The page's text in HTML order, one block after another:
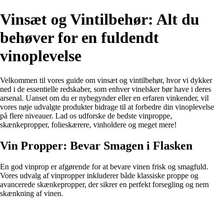
Vinsæt og Vintilbehør: Alt du
behøver for en fuldendt
vinoplevelse
Velkommen til vores guide om vinsæt og vintilbehør, hvor vi dykker
ned i de essentielle redskaber, som enhver vinelsker bør have i deres
arsenal. Uanset om du er nybegynder eller en erfaren vinkender, vil
vores nøje udvalgte produkter bidrage til at forbedre din vinoplevelse
på flere niveauer. Lad os udforske de bedste vinproppe,
skænkepropper, folieskærere, vinholdere og meget mere!
Vin Propper: Bevar Smagen i Flasken
En god vinprop er afgørende for at bevare vinen frisk og smagfuld.
Vores udvalg af vinpropper inkluderer både klassiske proppe og
avancerede skænkepropper, der sikrer en perfekt forsegling og nem
skænkning af vinen.